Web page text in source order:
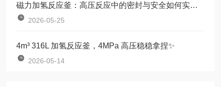
磁力加氢反应釜：高压反应中的密封与安全如何实现？
2026-05-25
4m³ 316L 加氢反应釜，4MPa 高压稳稳拿捏✨
2026-05-14